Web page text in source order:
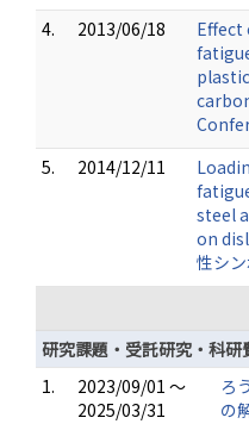
4.
2013/06/18
Effect
5.
2014/12/11
steel
on
性シ
研究課題・受託研究・科研
1.
2023/09/01 ～
2025/03/31
ろ
の